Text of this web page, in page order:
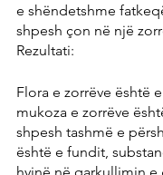
e shëndetshme
shpesh çon në një
Rezultati:
Flora e zorrëve është
mukoza e zorrëve
shpesh tashmë e
është e fundit,
hyjnë në qarkullimin e